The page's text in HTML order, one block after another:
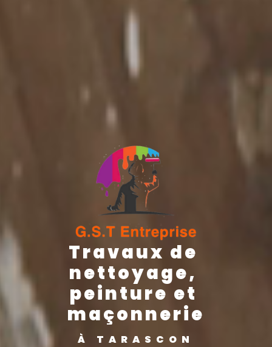
Travaux de
nettoyage,
peinture et
maçonnerie
À TARASCON